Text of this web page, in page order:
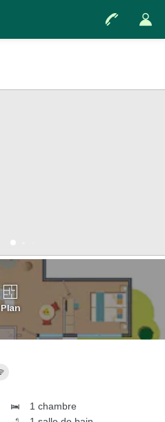
Plan
1 chambre